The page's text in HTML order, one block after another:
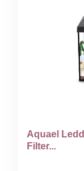
Aquael
Filter...